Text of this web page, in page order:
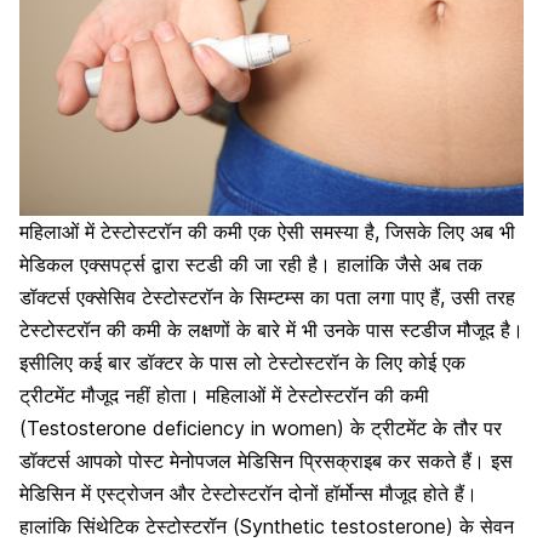
महिलाओं में टेस्टोस्टरॉन की कमी एक ऐसी समस्या है, जिसके लिए अब भी
मेडिकल एक्सपर्ट्स द्वारा स्टडी की जा रही है। हालांकि जैसे अब तक
डॉक्टर्स एक्सेसिव टेस्टोस्टरॉन के सिम्टम्स का पता लगा पाए हैं, उसी तरह
टेस्टोस्टरॉन की कमी के लक्षणों के बारे में भी उनके पास स्टडीज मौजूद है।
इसीलिए कई बार डॉक्टर के पास लो टेस्टोस्टरॉन के लिए कोई एक
ट्रीटमेंट मौजूद नहीं होता। महिलाओं में टेस्टोस्टरॉन की कमी
(Testosterone deficiency in women) के ट्रीटमेंट के तौर पर
डॉक्टर्स आपको पोस्टमेनोपजल मेडिसिनप्रिसक्राइब कर सकते हैं। इस
मेडिसिन में एस्ट्रोजन और टेस्टोस्टरॉन दोनों हॉर्मोन्स मौजूद होते हैं।
हालांकिसिंथेटिक टेस्टोस्टरॉन(Synthetic testosterone) के सेवन